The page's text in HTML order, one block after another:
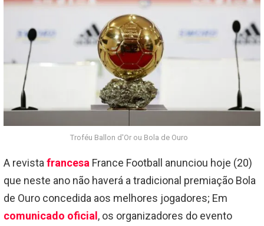
Troféu Ballon d'Or ou Bola de Ouro
A revista francesa France Football anunciou hoje (20)
que neste ano não haverá a tradicional premiação Bola
de Ouro concedida aos melhores jogadores; Em
comunicado oficial, os organizadores do evento